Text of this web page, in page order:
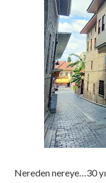
Nereden nereye…30